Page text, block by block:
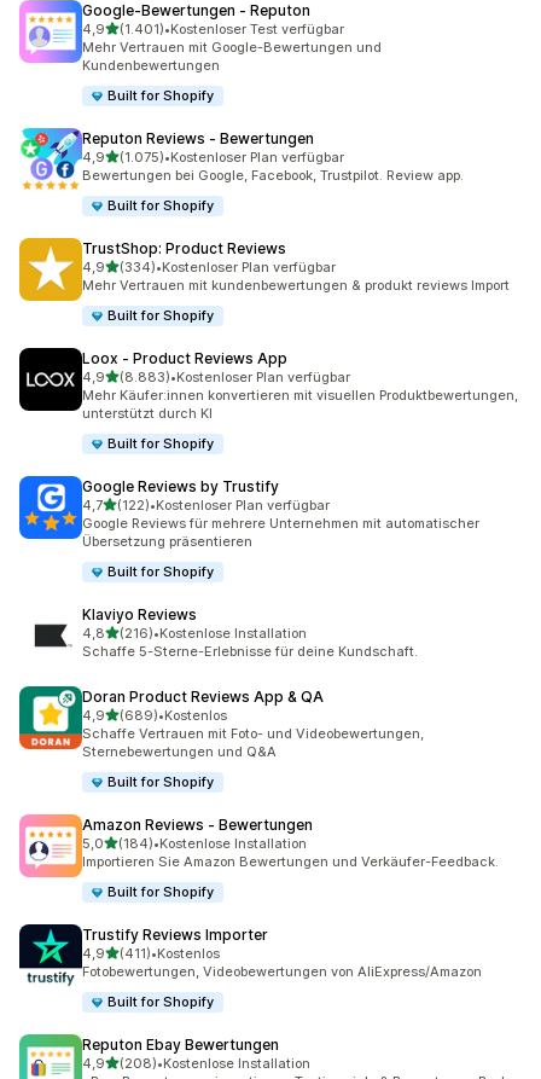
Google‑Bewertungen ‑ Reputon
4,9von 5 Sternen
(1.401)
1401 Rezensionen insgesamt
•Kostenloser Test verfügbar
Mehr Vertrauen mit Google-Bewertungen und
Kundenbewertungen
Built for Shopify
Reputon Reviews ‑ Bewertungen
4,9von 5 Sternen
(1.075)
1075 Rezensionen insgesamt
•Kostenloser Plan verfügbar
Bewertungen bei Google, Facebook, Trustpilot. Review app.
Built for Shopify
TrustShop: Product Reviews
4,9von 5 Sternen
(334)
334 Rezensionen insgesamt
•Kostenloser Plan verfügbar
Mehr Vertrauen mit kundenbewertungen & produkt reviews Import
Built for Shopify
Loox ‑ Product Reviews App
4,9von 5 Sternen
(8.883)
8883 Rezensionen insgesamt
•Kostenloser Plan verfügbar
Mehr Käufer:innen konvertieren mit visuellen Produktbewertungen,
unterstützt durch KI
Built for Shopify
Google Reviews by Trustify
4,7von 5 Sternen
(122)
122 Rezensionen insgesamt
•Kostenloser Plan verfügbar
Google Reviews für mehrere Unternehmen mit automatischer
Übersetzung präsentieren
Built for Shopify
Klaviyo Reviews
4,8von 5 Sternen
(216)
216 Rezensionen insgesamt
•Kostenlose Installation
Schaffe 5-Sterne-Erlebnisse für deine Kundschaft.
Doran Product Reviews App & QA
4,9von 5 Sternen
(689)
689 Rezensionen insgesamt
•Kostenlos
Schaffe Vertrauen mit Foto- und Videobewertungen,
Sternebewertungen und Q&A
Built for Shopify
Amazon Reviews ‑ Bewertungen
5,0von 5 Sternen
(184)
184 Rezensionen insgesamt
•Kostenlose Installation
Importieren Sie Amazon Bewertungen und Verkäufer-Feedback.
Built for Shopify
Trustify Reviews Importer
4,9von 5 Sternen
(411)
411 Rezensionen insgesamt
•Kostenlos
Fotobewertungen, Videobewertungen von AliExpress/Amazon
Built for Shopify
Reputon Ebay Bewertungen
4,9von 5 Sternen
(208)
208 Rezensionen insgesamt
•Kostenlose Installation